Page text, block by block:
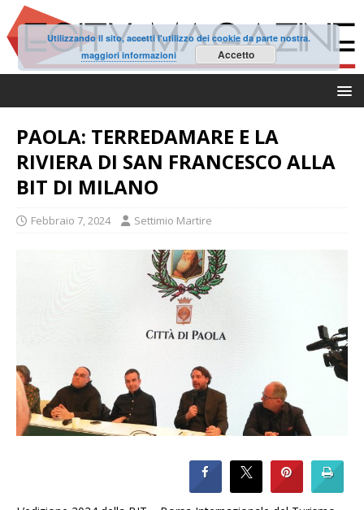
PAOLA: TERREDAMARE E LA
RIVIERA DI SAN FRANCESCO ALLA
BIT DI MILANO
Febbraio 7, 2024 Settimio Martire
Utilizzando il sito, accetti l'utilizzo dei cookie da parte nostra.
maggiori informazioni
Accetto